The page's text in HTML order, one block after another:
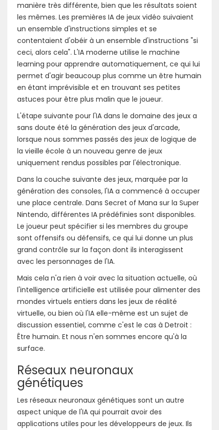
manière très différente, bien que les résultats soient
les mêmes. Les premières IA de jeux vidéo suivaient
un ensemble d'instructions simples et se
contentaient d'obéir à un ensemble d'instructions "si
ceci, alors cela". L'IA moderne utilise le machine
learning pour apprendre automatiquement, ce qui lui
permet d'agir beaucoup plus comme un être humain
en étant imprévisible et en trouvant ses petites
astuces pour être plus malin que le joueur.
L'étape suivante pour l'IA dans le domaine des jeux a
sans doute été la génération des jeux d'arcade,
lorsque nous sommes passés des jeux de logique de
la vieille école à un nouveau genre de jeux
uniquement rendus possibles par l'électronique.
Dans la couche suivante des jeux, marquée par la
génération des consoles, l'IA a commencé à occuper
une place centrale. Dans Secret of Mana sur la Super
Nintendo, différentes IA prédéfinies sont disponibles.
Le joueur peut spécifier si les membres du groupe
sont offensifs ou défensifs, ce qui lui donne un plus
grand contrôle sur la façon dont ils interagissent
avec les personnages de l'IA.
Mais cela n'a rien à voir avec la situation actuelle, où
l'intelligence artificielle est utilisée pour alimenter des
mondes virtuels entiers dans les jeux de réalité
virtuelle, ou bien où l'IA elle-même est un sujet de
discussion essentiel, comme c'est le cas à Detroit :
Être humain. Et nous n'en sommes encore qu'à la
surface.
Réseaux neuronaux
génétiques
Les réseaux neuronaux génétiques sont un autre
aspect unique de l'IA qui pourrait avoir des
applications utiles pour les développeurs de jeux. Ils